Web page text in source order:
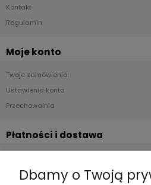
Kontakt
Regulamin
Moje konto
Twoje zamówienia
Ustawienia konta
Przechowalnia
Płatności i dostawa
Czas realizacji i koszty dostawy
Dbamy o Twoją